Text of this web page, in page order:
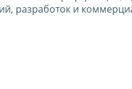
разработок и